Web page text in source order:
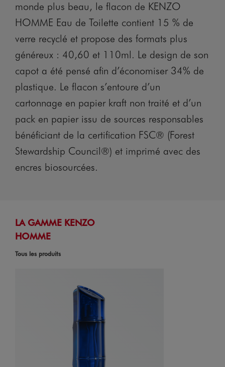
monde plus beau, le flacon de KENZO
HOMME Eau de Toilette contient 15 % de
verre recyclé et propose des formats plus
généreux : 40,60 et 110ml. Le design de son
capot a été pensé afin d’économiser 34% de
plastique. Le flacon s’entoure d’un
cartonnage en papier kraft non traité et d’un
pack en papier issu de sources responsables
bénéficiant de la certification FSC® (Forest
Stewardship Council®) et imprimé avec des
encres biosourcées.
LA GAMME KENZO
HOMME
Tous les produits